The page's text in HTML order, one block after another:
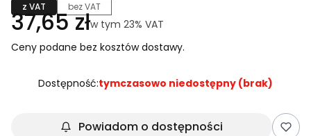
z VAT bez VAT
Cena
37,65 złw tym 23% VAT
w tym 23% VAT
Ceny podane bez kosztów dostawy.
Dostępność:tymczasowo niedostępny (brak)
Powiadom o dostępności